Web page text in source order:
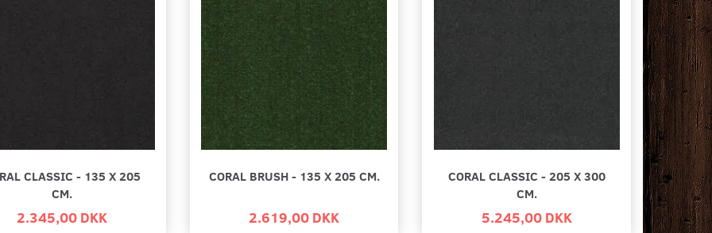
CLASSIC - 135 X 205
CM.
2.345,00 DKK
CORAL BRUSH - 135 X 205 CM.
2.619,00 DKK
CORAL CLASSIC - 205 X 300
CM.
5.245,00 DKK